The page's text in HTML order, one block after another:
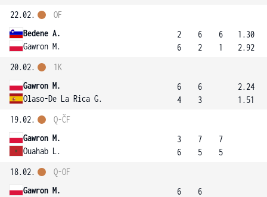
22.02.
Bedene A.
Gawron M.
OF
2
6
6
2
6
1
1.30
2.92
20.02.
Gawron M.
Olaso-De La Rica G.
1K
6
4
6
3
2.24
1.51
19.02.
Gawron M.
Ouahab L.
Q-ČF
3
6
7
5
7
5
18.02.
Gawron M.
Q-OF
6
6